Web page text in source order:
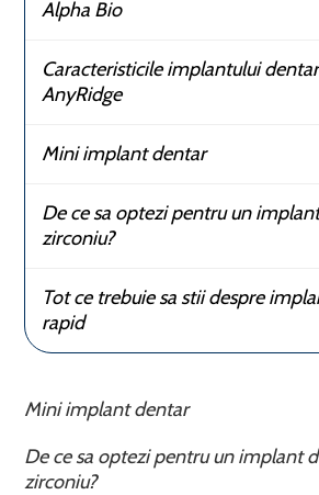
Alpha Bio
Caracteristicile implantului
AnyRidge
Mini implant dentar
De ce sa optezi pentru un
zirconiu?
Tot ce trebuie sa stii despre
rapid
Mini implant dentar
De ce sa optezi pentru un implant
zirconiu?